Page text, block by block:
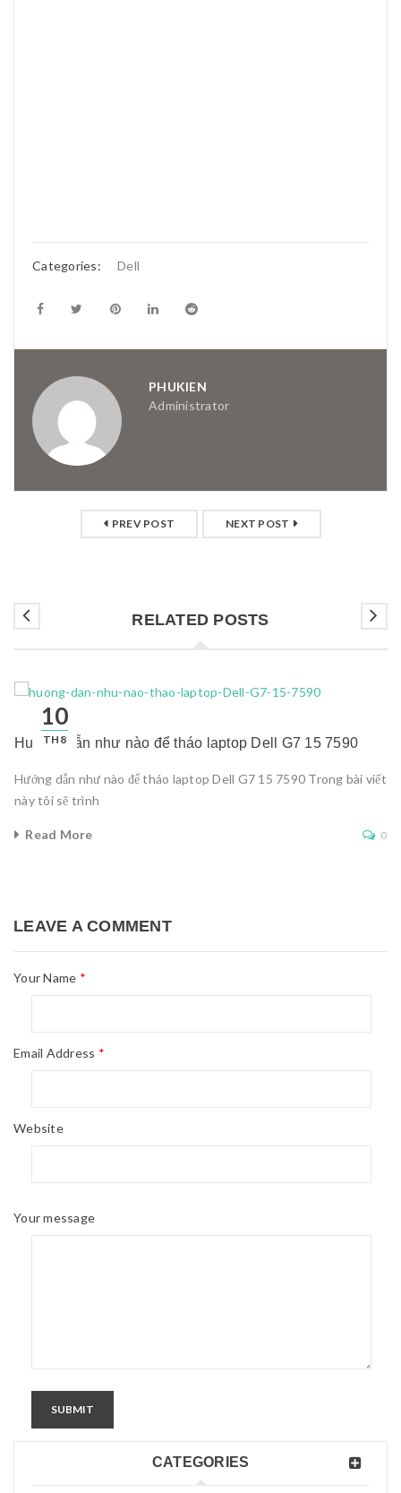
Categories: Dell
PHUKIEN
Administrator
PREV POST NEXT POST
RELATED POSTS
10
TH8
Hướng dẫn như nào để tháo laptop Dell G7 15 7590
Hướng dẫn như nào để tháo laptop Dell G7 15 7590 Trong bài viết
này tôi sẽ trình
Read More 0
LEAVE A COMMENT
Your Name *
Email Address *
Website
Your message
SUBMIT
CATEGORIES